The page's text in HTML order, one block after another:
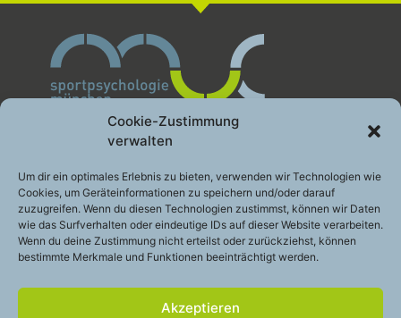
Cookie-Zustimmung
verwalten
Um dir ein optimales Erlebnis zu bieten, verwenden wir Technologien wie
Cookies, um Geräteinformationen zu speichern und/oder darauf
zuzugreifen. Wenn du diesen Technologien zustimmst, können wir Daten
wie das Surfverhalten oder eindeutige IDs auf dieser Website verarbeiten.
Wenn du deine Zustimmung nicht erteilst oder zurückziehst, können
bestimmte Merkmale und Funktionen beeinträchtigt werden.
Akzeptieren
Sportpsychologie München GbR
Leistung gesund entwickeln
Engelhardstraße 10a
81369 München